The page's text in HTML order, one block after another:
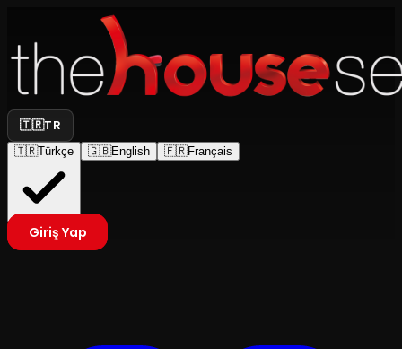
🇹🇷TR
🇹🇷Türkçe 🇬🇧English 🇫🇷Français
Giriş Yap